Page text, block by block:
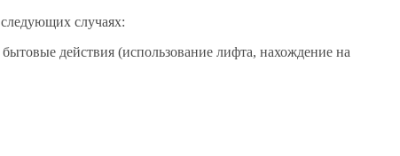
случаях:
действия (использование лифта, нахождение на